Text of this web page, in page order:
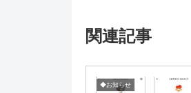
関連記事
◆お知らせ